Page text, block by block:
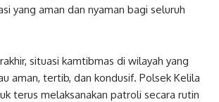
yang aman dan nyaman bagi seluruh
situasi kamtibmas di wilayah yang
aman, tertib, dan kondusif. Polsek Kelila
terus melaksanakan patroli secara rutin